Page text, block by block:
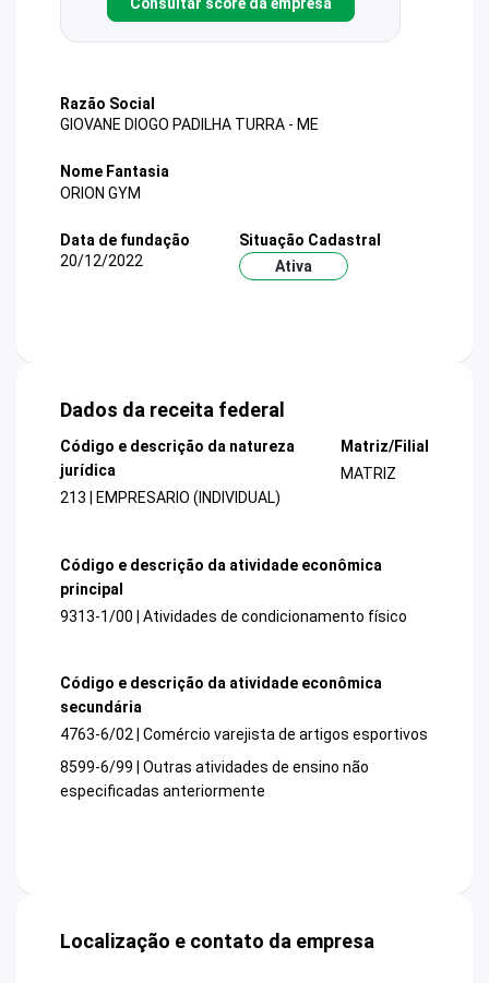
Razão Social
GIOVANE DIOGO PADILHA TURRA - ME
Nome Fantasia
ORION GYM
Data de fundação
20/12/2022
Situação Cadastral
Ativa
Dados da receita federal
Código e descrição da natureza
jurídica
213 | EMPRESARIO (INDIVIDUAL)
Matriz/Filial
MATRIZ
Código e descrição da atividade econômica
principal
9313-1/00 | Atividades de condicionamento físico
Código e descrição da atividade econômica
secundária
4763-6/02 | Comércio varejista de artigos esportivos
8599-6/99 | Outras atividades de ensino não
especificadas anteriormente
Localização e contato da empresa